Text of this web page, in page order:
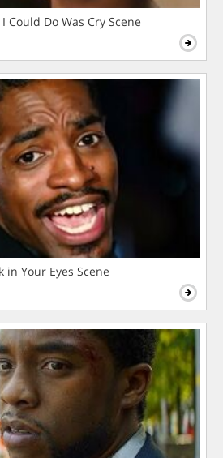
Could Do Was Cry Scene
in Your Eyes Scene